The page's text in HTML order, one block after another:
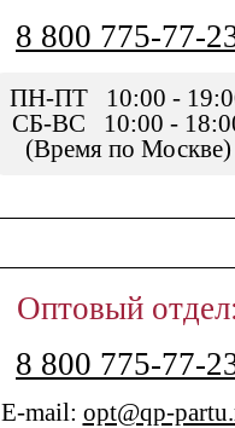
8 800 775-77-
ПН-ПТ 10:00 -
СБ-ВС 10:00 -
(Время по Москве)
Оптовый
8 800 775-77-
E-mail: opt@qp-